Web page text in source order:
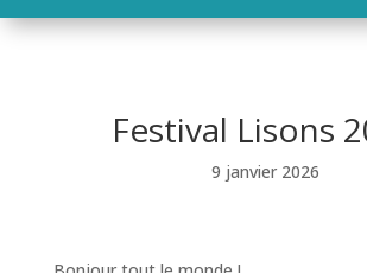
Festival Lisons
9 janvier 2026